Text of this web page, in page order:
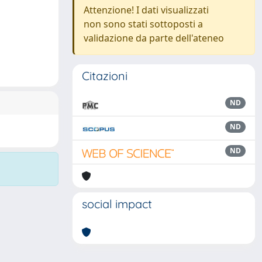
Attenzione! I dati visualizzati
non sono stati sottoposti a
validazione da parte dell'ateneo
Citazioni
ND
ND
ND
social impact